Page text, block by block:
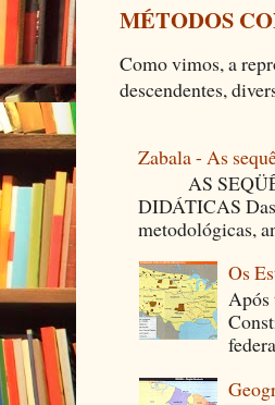
MÉTODOS
Como vimos, a
descendentes,
Zabala - As
AS
DIDÁTICAS
metodológicas,
Os
Após